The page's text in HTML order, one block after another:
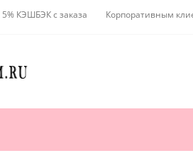
5% КЭШБЭК с заказа Корпоративным